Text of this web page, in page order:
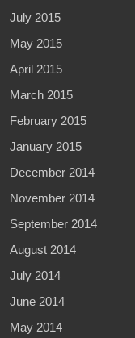
July 2015
May 2015
April 2015
March 2015
February 2015
January 2015
December 2014
November 2014
September 2014
August 2014
July 2014
June 2014
May 2014